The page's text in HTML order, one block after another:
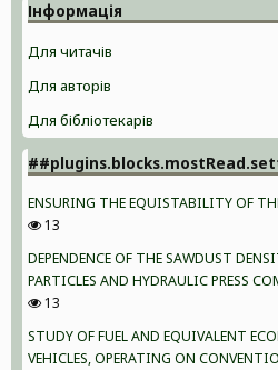
Інформація
Для читачів
Для авторів
Для бібліотекарів
ENSURING THE EQUISTABILITY OF
13
DEPENDENCE OF THE SAWDUST
PARTICLES AND HYDRAULIC PRESS
13
STUDY OF FUEL AND EQUIVALENT
VEHICLES, OPERATING ON